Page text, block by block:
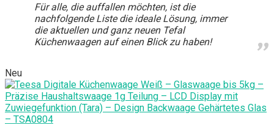
Für alle, die auffallen möchten, ist die
nachfolgende Liste die ideale Lösung, immer
die aktuellen und ganz neuen Tefal
Küchenwaagen auf einen Blick zu haben!
Neu